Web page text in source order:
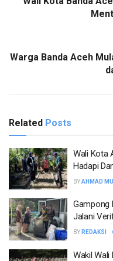
Warga Banda Aceh
Related Posts
Wali Kota
Hadapi
BYAHMAD
Gampong
Jalani
BY REDAKSI
Wakil